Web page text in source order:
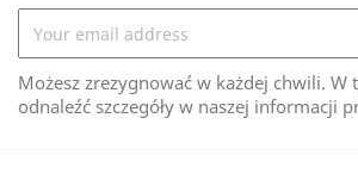
Możesz zrezygnować w każdej chwili. W
odnaleźć szczegóły w naszej informacji